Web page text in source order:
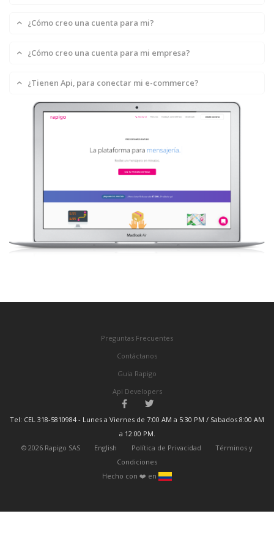
¿Cómo creo una cuenta para mi?
¿Cómo creo una cuenta para mi empresa?
¿Tienen Api, para conectar mi e-commerce?
hacer?
¿Los servicios tienen factura?
Preguntas Frecuentes
Contáctanos
Guia Rapigo
Api Developers
Tel: CEL 318-5810984 - Lunes a Viernes de 7:00 AM a 5:30 PM / Sabados 8:00 AM
a 12:00 PM.
© 2026Rapigo SAS English Política de Privacidad
Términos y
Condiciones
Hecho con ❤️️ en